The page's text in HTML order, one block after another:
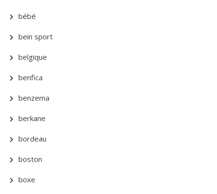
bébé
bein sport
belgique
benfica
benzema
berkane
bordeau
boston
boxe